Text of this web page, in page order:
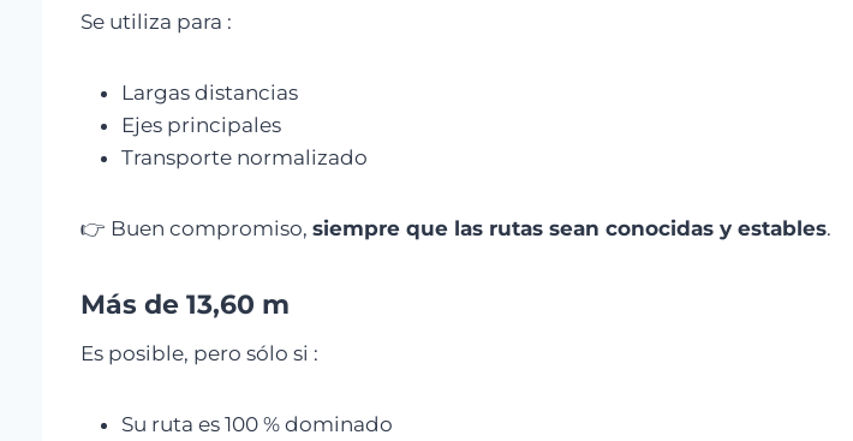
Se utiliza para :
Largas distancias
Ejes principales
Transporte normalizado
👉 Buen compromiso, siempre que las rutas sean conocidas y estables.
Más de 13,60 m
Es posible, pero sólo si :
Su ruta es 100 % dominado